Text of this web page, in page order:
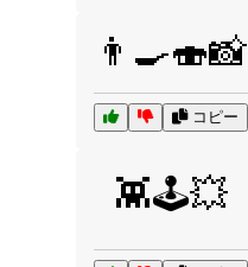
👨‍🍳🍣📸
コピー
👾🕹️💥